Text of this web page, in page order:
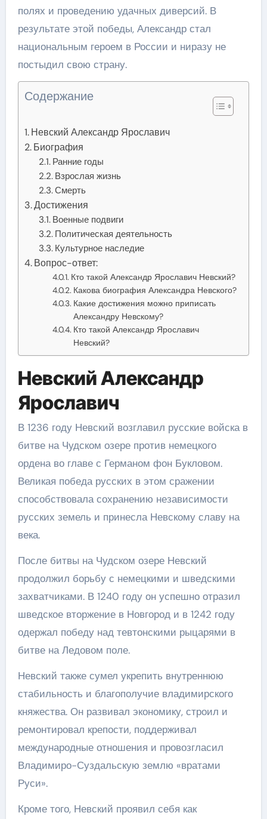
полях и проведению удачных диверсий. В
результате этой победы, Александр стал
национальным героем в России и ниразу не
постыдил свою страну.
Содержание
Невский Александр Ярославич
Биография
Ранние годы
Взрослая жизнь
Смерть
Достижения
Военные подвиги
Политическая деятельность
Культурное наследие
Вопрос-ответ:
Кто такой Александр Ярославич Невский?
Какова биография Александра Невского?
Какие достижения можно приписать
Александру Невскому?
Кто такой Александр Ярославич
Невский?
Невский Александр
Ярославич
В 1236 году Невский возглавил русские войска в
битве на Чудском озере против немецкого
ордена во главе с Германом фон Букловом.
Великая победа русских в этом сражении
способствовала сохранению независимости
русских земель и принесла Невскому славу на
века.
После битвы на Чудском озере Невский
продолжил борьбу с немецкими и шведскими
захватчиками. В 1240 году он успешно отразил
шведское вторжение в Новгород и в 1242 году
одержал победу над тевтонскими рыцарями в
битве на Ледовом поле.
Невский также сумел укрепить внутреннюю
стабильность и благополучие владимирского
княжества. Он развивал экономику, строил и
ремонтировал крепости, поддерживал
международные отношения и провозгласил
Владимиро-Суздальскую землю «вратами
Руси».
Кроме того, Невский проявил себя как